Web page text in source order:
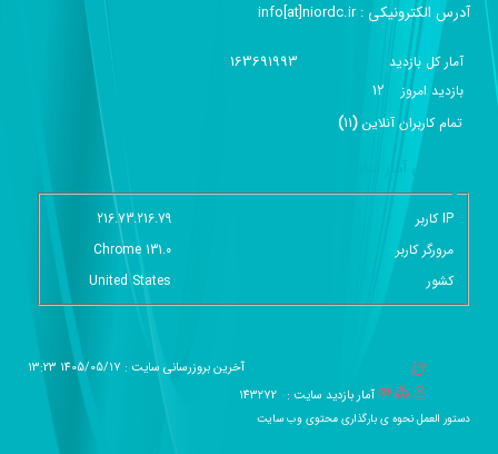
آدرس الکترونیکی :‌ info[at]niordc.ir
آمار کل بازدید 163691993
بازديد امروز 12
تمام کاربران آنلاين (
11
)
IP کاربر
216.73.216.79
مرورگر کاربر
Chrome 131.0
کشور
United States
آخرین بروزرسانی سایت : 1405/05/17 13:23
آمار بازدید سایت : 143272
دستور العمل نحوه ی بارگذاری محتوی وب سایت